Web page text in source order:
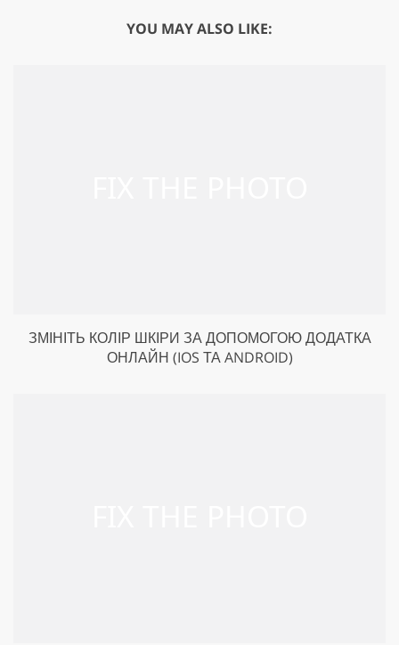
YOU MAY ALSO LIKE:
ЗМІНІТЬ КОЛІР ШКІРИ ЗА ДОПОМОГОЮ ДОДАТКА
ОНЛАЙН (IOS ТА ANDROID)